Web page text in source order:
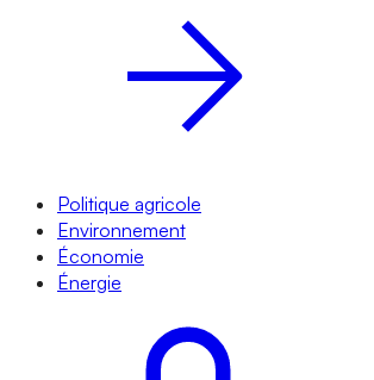
Politique agricole
Environnement
Économie
Énergie